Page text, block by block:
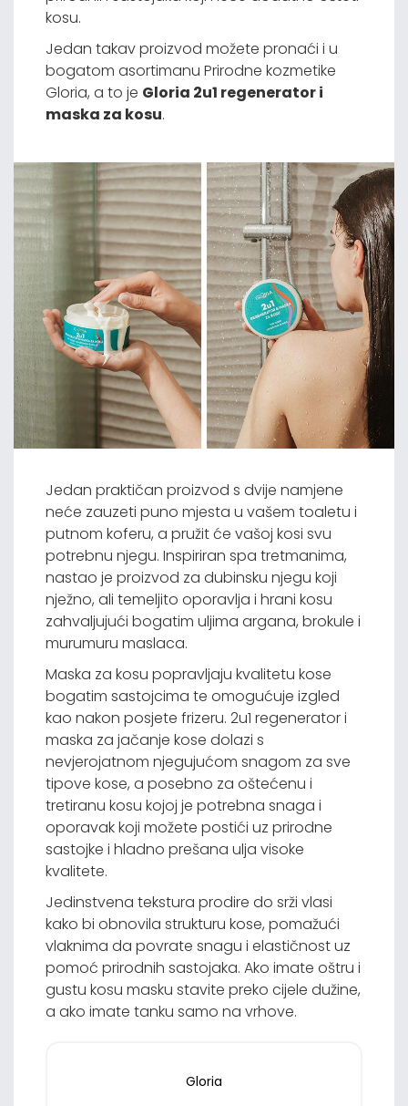
kosu.
Jedan takav proizvod možete pronaći i u
bogatom asortimanu Prirodne kozmetike
Gloria, a to je Gloria 2u1 regenerator i
maska za kosu.
Jedan praktičan proizvod s dvije namjene
neće zauzeti puno mjesta u vašem toaletu i
putnom koferu, a pružit će vašoj kosi svu
potrebnu njegu. Inspiriran spa tretmanima,
nastao je proizvod za dubinsku njegu koji
nježno, ali temeljito oporavlja i hrani kosu
zahvaljujući bogatim uljima argana, brokule i
murumuru maslaca.
Maska za kosu popravljaju kvalitetu kose
bogatim sastojcima te omogućuje izgled
kao nakon posjete frizeru. 2u1 regenerator i
maska za jačanje kose dolazi s
nevjerojatnom njegujućom snagom za sve
tipove kose, a posebno za oštećenu i
tretiranu kosu kojoj je potrebna snaga i
oporavak koji možete postići uz prirodne
sastojke i hladno prešana ulja visoke
kvalitete.
Jedinstvena tekstura prodire do srži vlasi
kako bi obnovila strukturu kose, pomažući
vlaknima da povrate snagu i elastičnost uz
pomoć prirodnih sastojaka. Ako imate oštru i
gustu kosu masku stavite preko cijele dužine,
a ako imate tanku samo na vrhove.
Gloria